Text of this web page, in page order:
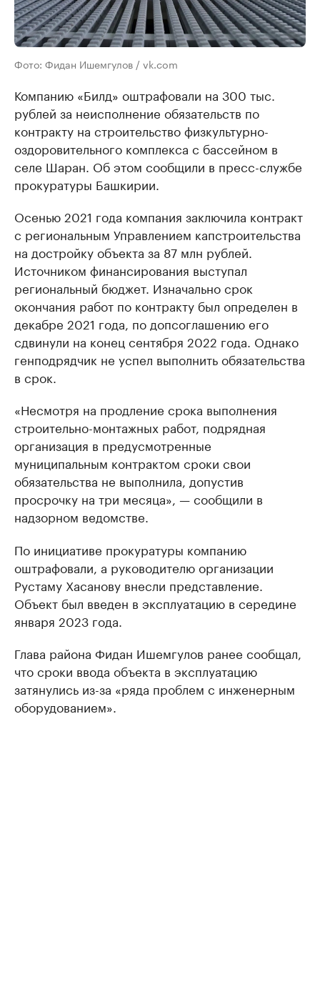
Фото: Фидан Ишемгулов / vk.com
Компанию «Билд» оштрафовали на 300 тыс.
рублей за неисполнение обязательств по
контракту на строительство физкультурно-
оздоровительного комплекса с бассейном в
селе Шаран. Об этом сообщили в пресс-службе
прокуратуры Башкирии.
Осенью 2021 года компания заключила контракт
с региональным Управлением капстроительства
на достройку объекта за 87 млн рублей.
Источником финансирования выступал
региональный бюджет. Изначально срок
окончания работ по контракту был определен в
декабре 2021 года, по допсоглашению его
сдвинули на конец сентября 2022 года. Однако
генподрядчик не успел выполнить обязательства
в срок.
«Несмотря на продление срока выполнения
строительно-монтажных работ, подрядная
организация в предусмотренные
муниципальным контрактом сроки свои
обязательства не выполнила, допустив
просрочку на три месяца», — сообщили в
надзорном ведомстве.
По инициативе прокуратуры компанию
оштрафовали, а руководителю организации
Рустаму Хасанову внесли представление.
Объект был введен в эксплуатацию в середине
января 2023 года.
Глава района Фидан Ишемгулов ранее сообщал,
что сроки ввода объекта в эксплуатацию
затянулись из-за «ряда проблем с инженерным
оборудованием».